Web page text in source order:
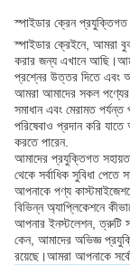
স্পাইডার ক্রেন প্রযুক্তিগত
স্পাইডার ক্রেইনে, আমরা
করার জন্য এখানে
প্রশ্নের উত্তর দিতে এবং
আমরা আমাদের সকল
সমাধান এবং মেরামত
পরিষেবাও প্রদান করি
করতে পারেন.
আমাদের প্রযুক্তিগত
থেকে সর্বাধিক সুবিধা
আপনাকে পণ্য
বিভিন্ন অ্যাপ্লিকেশনে
আপনার ইনস্টলেশন, ত্রুটি
কেন, আমাদের অভিজ্ঞ
রয়েছে।আমরা আপনাকে